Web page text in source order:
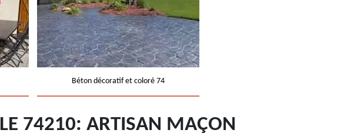
Béton décoratif et coloré 74
74210: ARTISAN MAÇON